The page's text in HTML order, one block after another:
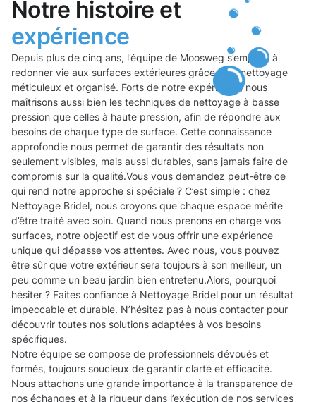
Notre histoire et
expérience
Depuis plus de cinq ans, l’équipe de Moosweg s’emploie à
redonner vie aux surfaces extérieures grâce à un nettoyage
méticuleux et organisé. Forts de notre expérience, nous
maîtrisons aussi bien les techniques de nettoyage à basse
pression que celles à haute pression, afin de répondre aux
besoins de chaque type de surface. Cette connaissance
approfondie nous permet de garantir des résultats non
seulement visibles, mais aussi durables, sans jamais faire de
compromis sur la qualité.Vous vous demandez peut-être ce
qui rend notre approche si spéciale ? C’est simple : chez
Nettoyage Bridel, nous croyons que chaque espace mérite
d’être traité avec soin. Quand nous prenons en charge vos
surfaces, notre objectif est de vous offrir une expérience
unique qui dépasse vos attentes. Avec nous, vous pouvez
être sûr que votre extérieur sera toujours à son meilleur, un
peu comme un beau jardin bien entretenu.Alors, pourquoi
hésiter ? Faites confiance à Nettoyage Bridel pour un résultat
impeccable et durable. N’hésitez pas à nous contacter pour
découvrir toutes nos solutions adaptées à vos besoins
spécifiques.
Notre équipe se compose de professionnels dévoués et
formés, toujours soucieux de garantir clarté et efficacité.
Nous attachons une grande importance à la transparence de
nos échanges et à la rigueur dans l’exécution de nos services